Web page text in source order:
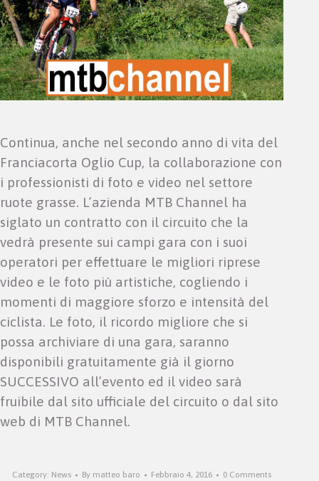
Continua, anche nel secondo anno di vita del
Franciacorta Oglio Cup, la collaborazione con
i professionisti di foto e video nel settore
ruote grasse. L’azienda MTB Channel ha
siglato un contratto con il circuito che la
vedrà presente sui campi gara con i suoi
operatori per effettuare le migliori riprese
video e le foto più artistiche, cogliendo i
momenti di maggiore sforzo e intensità del
ciclista. Le foto, il ricordo migliore che si
possa archiviare di una gara, saranno
disponibili gratuitamente già il giorno
SUCCESSIVO all’evento ed il video sarà
fruibile dal sito ufficiale del circuito o dal sito
web di MTB Channel.
Category: News By matteo baro Febbraio 4, 2016 0 Comments